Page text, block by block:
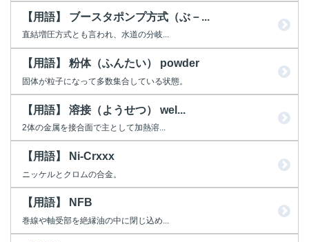
【用語】 ブースタポンプ方式（ぶ－...
直結増圧方式とも言われ、水道の分岐...
【用語】 粉体（ふんたい） powder
固体が粒子になって多数集合している状態。
【用語】 溶接（ようせつ） wel...
2体の金属を接合面で主として加熱溶...
【用語】 Ni-Crxxx
ニッケルとクロムの合金。
【用語】 NFB
巻線や軸受部を絶縁油の中に閉じ込め...